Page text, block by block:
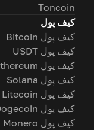
Toncoin
کیف پول
کیف پول Bitcoin
کیف پول USDT
کیف پول Ethereum
کیف پول Solana
کیف پول Litecoin
کیف پول Dogecoin
کیف پول Monero